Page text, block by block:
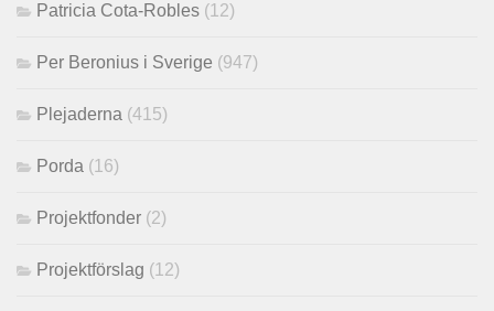
Patricia Cota-Robles (12)
Per Beronius i Sverige (947)
Plejaderna (415)
Porda (16)
Projektfonder (2)
Projektförslag (12)